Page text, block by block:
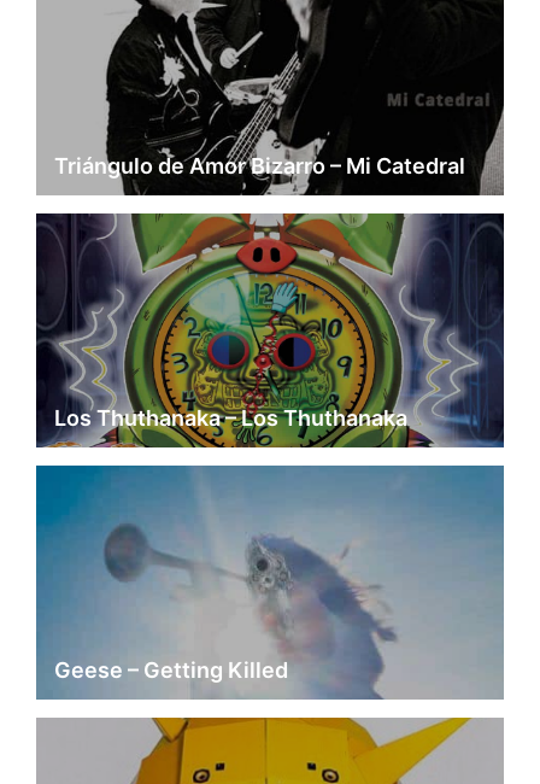
Triángulo de Amor Bizarro – Mi Catedral
Los Thuthanaka – Los Thuthanaka
Geese – Getting Killed